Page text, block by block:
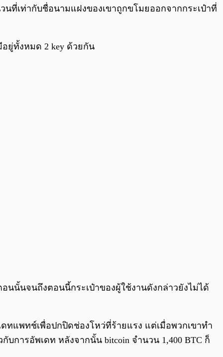
วนที่เท่ากับชื่อนามแฝงของเขาถูกขโมยออกจากกระเป๋าที่
อยู่ทั้งหมด 2 key ด้วยกัน
นนั้นจนถึงตอนนี้กระเป๋าของผู้ใช้งานดังกล่าวยังไม่ได้
ทแพทช์เพื่อปกปิดช่องโหว่ที่ร้ายแรง แต่เมื่อพวกเขาทำ
บการอัพเดท หลังจากนั้น bitcoin จำนวน 1,400 BTC ก็